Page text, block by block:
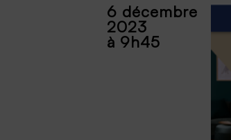
6 décembre
2023
à 9h45